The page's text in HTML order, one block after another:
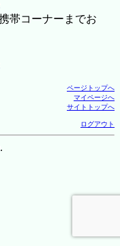
帯コーナーまでお
ページトップへ
マイページへ
サイトトップへ
ログアウト